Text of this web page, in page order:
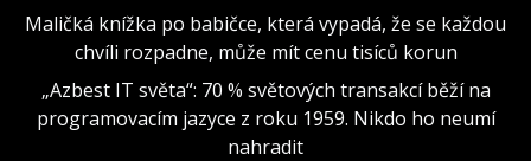
Maličká knížka po babičce, která vypadá, že se každou
chvíli rozpadne, může mít cenu tisíců korun
„Azbest IT světa“: 70 % světových transakcí běží na
programovacím jazyce z roku 1959. Nikdo ho neumí
nahradit